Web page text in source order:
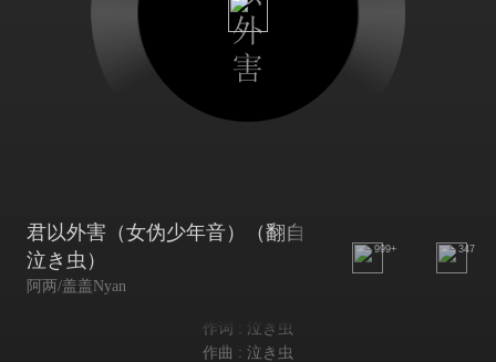
君以外害（女伪少年音）（翻自
泣き虫）
阿两/盖盖Nyan
999+ 347
作词 : 泣き虫
作曲 : 泣き虫